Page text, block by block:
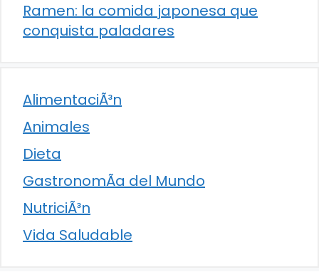
Ramen: la comida japonesa que
conquista paladares
AlimentaciÃ³n
Animales
Dieta
GastronomÃ­a del Mundo
NutriciÃ³n
Vida Saludable